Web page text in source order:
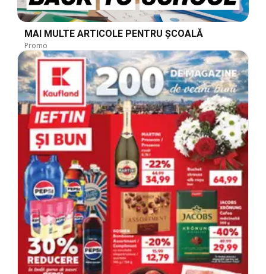
MAI MULTE ARTICOLE PENTRU ȘCOALĂ
Promo